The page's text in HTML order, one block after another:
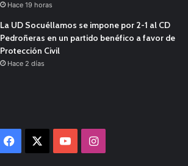
Hace 19 horas
La UD Socuéllamos se impone por 2-1 al CD
Pedroñeras en un partido benéfico a favor de
Protección Civil
Hace 2 días
Facebook YouTubeInstagram